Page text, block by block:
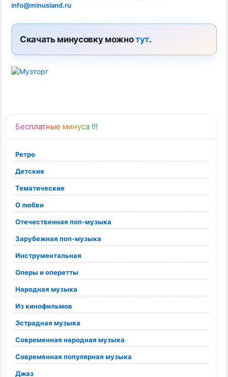
Бесплатные минуса !!!
Ретро
Детские
Тематические
О любви
Отечественная поп-музыка
Зарубежная поп-музыка
Инструментальная
Оперы и оперетты
Народная музыка
Из кинофильмов
Эстрадная музыка
Современная народная музыка
Современная популярная музыка
Джаз
info@minusland.ru
Скачать минусовку можнотут.